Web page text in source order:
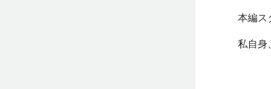
本編ス
私自身